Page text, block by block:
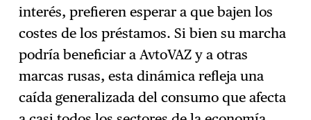
interés, prefieren esperar a que bajen los
costes de los préstamos. Si bien su marcha
podría beneficiar a AvtoVAZ y a otras
marcas rusas, esta dinámica refleja una
caída generalizada del consumo que afecta